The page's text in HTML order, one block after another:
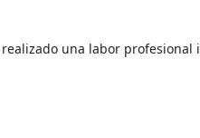
una labor profesional